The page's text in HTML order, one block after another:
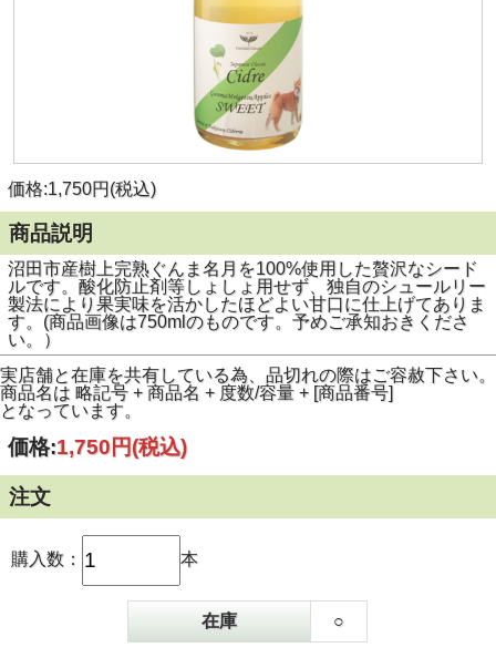
価格:1,750円(税込)
商品説明
沼田市産樹上完熟ぐんま名月を100%使用した贅沢なシード
ルです。酸化防止剤等しょしょ用せず、独自のシュールリー
製法により果実味を活かしたほどよい甘口に仕上げてありま
す。(商品画像は750mlのものです。予めご承知おきくださ
い。）
実店舗と在庫を共有している為、品切れの際はご容赦下さい。
商品名は 略記号 + 商品名 + 度数/容量 + [商品番号]
となっています。
価格:1,750円(税込)
注文
購入数： 本
在庫 ○